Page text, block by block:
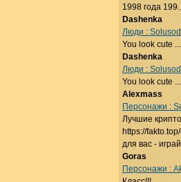
1998 года
Dashenka
Люди :
You look cute
Dashenka
Люди :
You look cute
Alexmass
Персонажи :
Лучшие
https://
для вас -
Goras
Персонажи :